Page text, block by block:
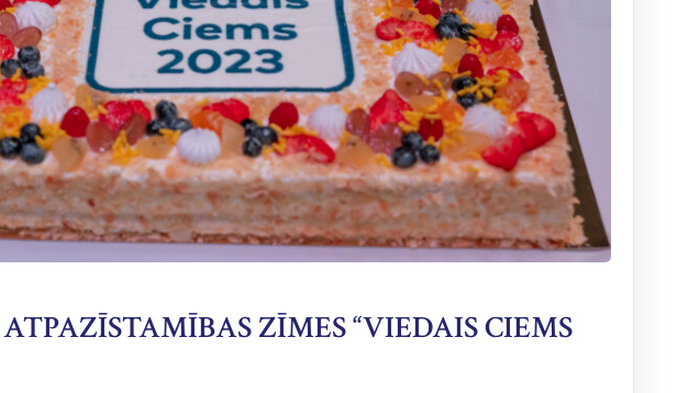
ZĪMES “VIEDAIS CIEMS